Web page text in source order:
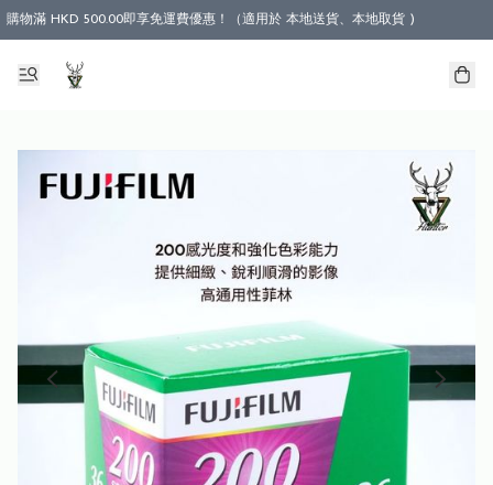
購物滿 HKD 500.00即享免運費優惠！（適用於 本地送貨、本地取貨 )